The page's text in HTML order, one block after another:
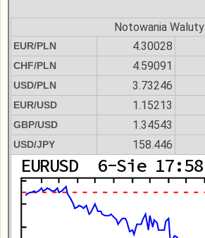
Notowania Waluty
EUR/PLN 4.30028
CHF/PLN 4.59091
USD/PLN 3.73246
EUR/USD 1.15213
GBP/USD 1.34543
USD/JPY 158.446